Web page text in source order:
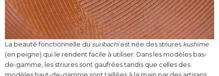
La beauté fonctionnelle du suribachiest née des striures kushime
(en peigne) qui le rendent facile à utiliser. Dans les modèles bas-
de-gamme, les striures sont gaufrées tandis que celles des